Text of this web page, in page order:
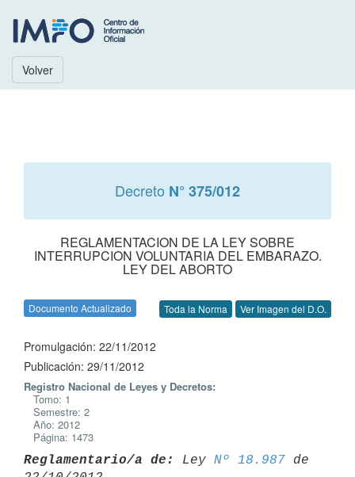
Volver
Decreto N° 375/012
REGLAMENTACION DE LA LEY SOBRE
INTERRUPCION VOLUNTARIA DEL EMBARAZO.
LEY DEL ABORTO
Documento Actualizado Toda la Norma Ver Imagen del D.O.
Promulgación: 22/11/2012
Publicación: 29/11/2012
Registro Nacional de Leyes y Decretos:
Tomo: 1
Semestre: 2
Año: 2012
Página: 1473
Reglamentario/a de: Ley Nº 18.987 de